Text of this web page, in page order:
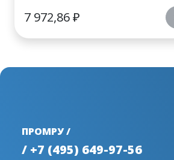
7 972,86₽
ПРОМРУ /
/ +7 (495) 649-97-56